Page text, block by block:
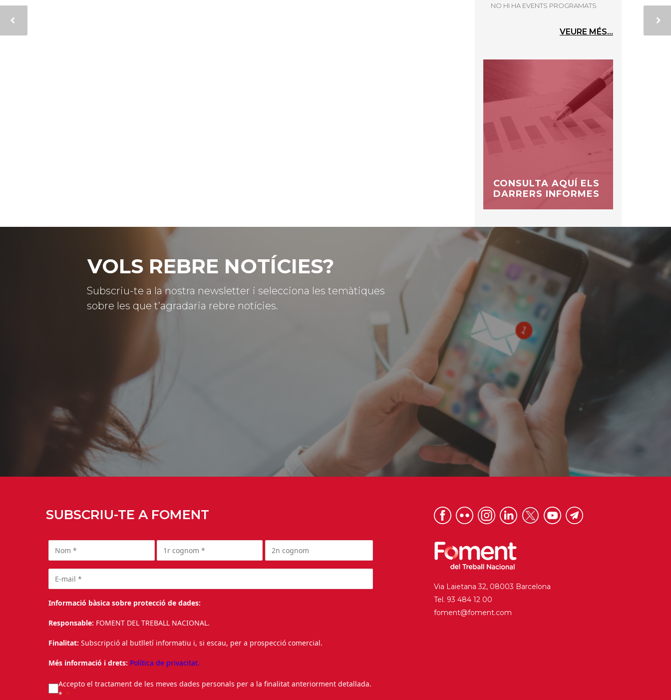
NO HI HA EVENTS PROGRAMATS
VEURE MÉS...
CONSULTA AQUÍ ELS
DARRERS INFORMES
VOLS REBRE NOTÍCIES?
Subscriu-te a la nostra newsletter i selecciona les temàtiques
sobre les que t’agradaria rebre notícies.
SUBSCRIU-TE A FOMENT
Informació bàsica sobre protecció de dades:
Responsable: FOMENT DEL TREBALL NACIONAL.
Finalitat: Subscripció al butlletí informatiu i, si escau, per a prospecció comercial.
Més informació i drets: Política de privacitat.
Accepto el tractament de les meves dades personals per a la finalitat anteriorment detallada.
*
Via Laietana 32, 08003 Barcelona
Tel. 93 484 12 00
foment@foment.com